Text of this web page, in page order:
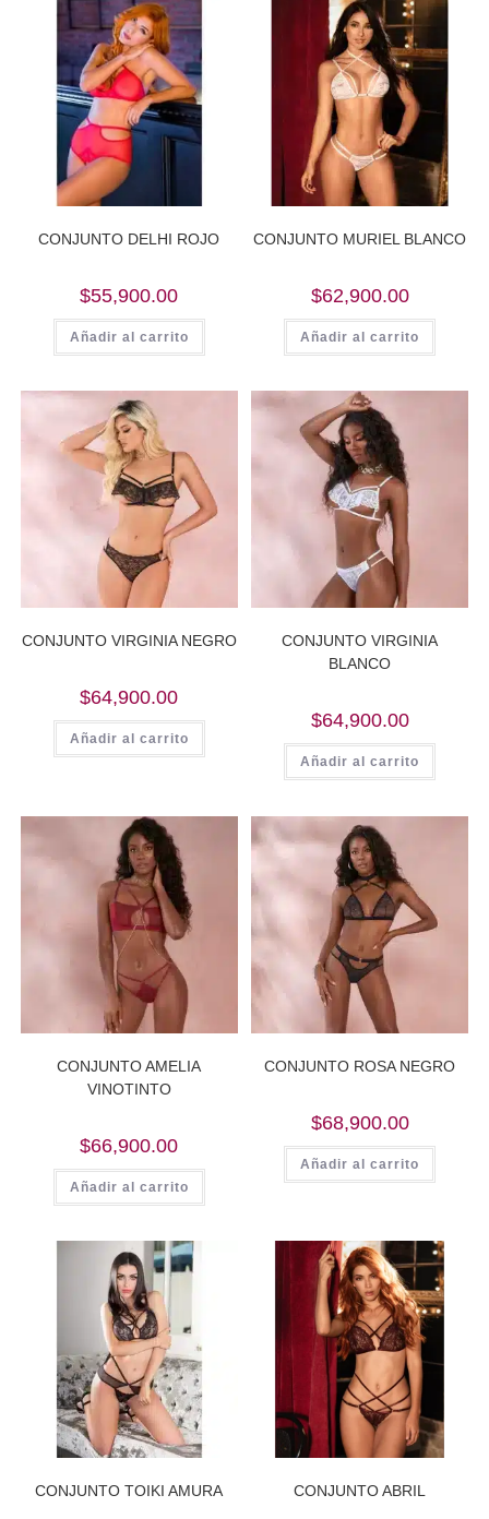
CONJUNTO DELHI ROJO
$55,900.00
Añadir al carrito
CONJUNTO MURIEL BLANCO
$62,900.00
Añadir al carrito
CONJUNTO VIRGINIA NEGRO
$64,900.00
Añadir al carrito
CONJUNTO VIRGINIA
BLANCO
$64,900.00
Añadir al carrito
CONJUNTO AMELIA
VINOTINTO
$66,900.00
Añadir al carrito
CONJUNTO ROSA NEGRO
$68,900.00
Añadir al carrito
CONJUNTO TOIKI AMURA CONJUNTO ABRIL